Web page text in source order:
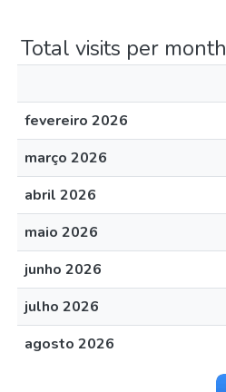
Total visits per month
fevereiro 2026
março 2026
abril 2026
maio 2026
junho 2026
julho 2026
agosto 2026